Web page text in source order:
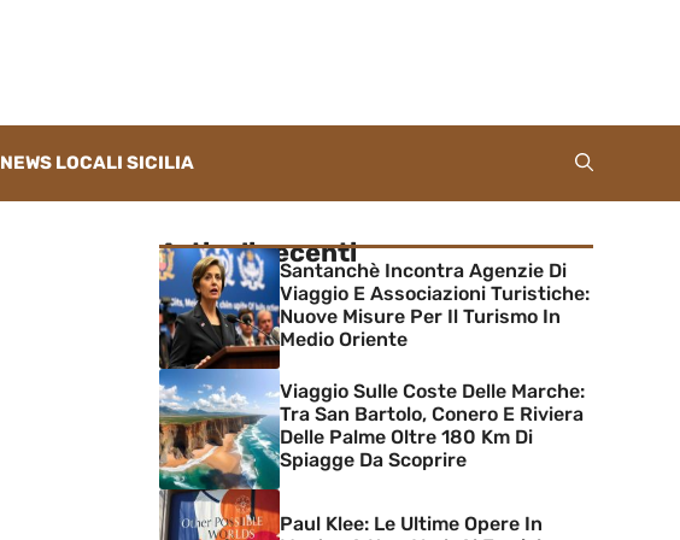
NEWS LOCALI SICILIA
Articoli recenti
Santanchè Incontra Agenzie Di
Viaggio E Associazioni Turistiche:
Nuove Misure Per Il Turismo In
Medio Oriente
Viaggio Sulle Coste Delle Marche:
Tra San Bartolo, Conero E Riviera
Delle Palme Oltre 180 Km Di
Spiagge Da Scoprire
Paul Klee: Le Ultime Opere In